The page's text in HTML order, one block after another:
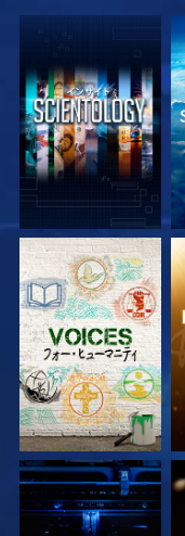
シリーズを探求
シリーズを探求